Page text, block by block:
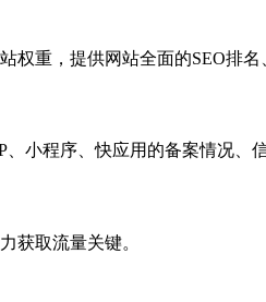
权重，提供网站全面的SEO排
小程序、快应用的备案情况、
获取流量关键。